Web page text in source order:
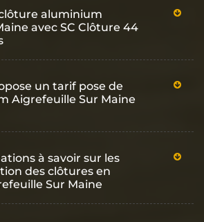
aluminium
avec SC Clôture 44
un tarif pose de
Aigrefeuille Sur Maine
à savoir sur les
des clôtures en
Sur Maine